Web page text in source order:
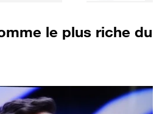
le plus riche du